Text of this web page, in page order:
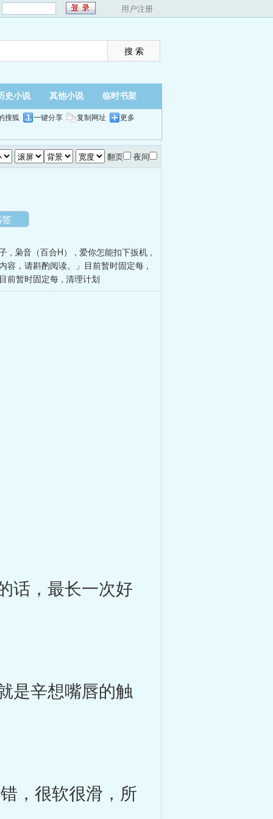
用户注册
史小说 其他小说 临时书架
搜狐 一键分享 复制网址 更多
翻页 夜间
, 枭音（百合H） , 爱你怎能扣下扳机 ,
容，请斟酌阅读。」目前暂时固定每 ,
前暂时固定每 , 清理计划
话，最长一次好
是辛想嘴唇的触
，很软很滑，所